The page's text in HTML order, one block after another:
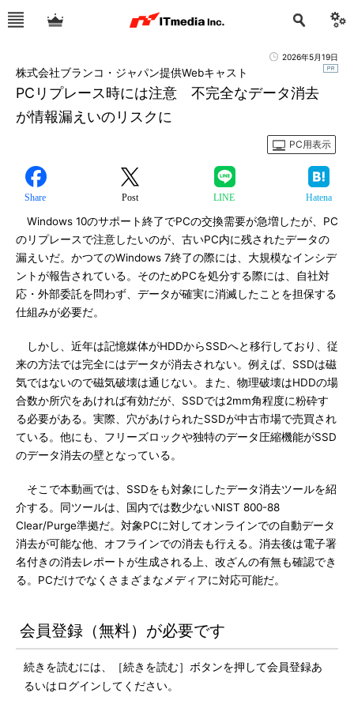
2026年5月19日
PCリプレース時には注意 不完全なデータ消去
が情報漏えいのリスクに
株式会社ブランコ・ジャパン提供Webキャスト
PC用表示
Share Post LINE Hatena
Windows 10のサポート終了でPCの交換需要が急増したが、PC
のリプレースで注意したいのが、古いPC内に残されたデータの
漏えいだ。かつてのWindows 7終了の際には、大規模なインシデ
ントが報告されている。そのためPCを処分する際には、自社対
応・外部委託を問わず、データが確実に消滅したことを担保する
仕組みが必要だ。
しかし、近年は記憶媒体がHDDからSSDへと移行しており、従
来の方法では完全にはデータが消去されない。例えば、SSDは磁
気ではないので磁気破壊は通じない。また、物理破壊はHDDの場
合数か所穴をあければ有効だが、SSDでは2mm角程度に粉砕す
る必要がある。実際、穴があけられたSSDが中古市場で売買され
ている。他にも、フリーズロックや独特のデータ圧縮機能がSSD
のデータ消去の壁となっている。
そこで本動画では、SSDをも対象にしたデータ消去ツールを紹
介する。同ツールは、国内では数少ないNIST 800-88
Clear/Purge準拠だ。対象PCに対してオンラインでの自動データ
消去が可能な他、オフラインでの消去も行える。消去後は電子署
名付きの消去レポートが生成される上、改ざんの有無も確認でき
る。PCだけでなくさまざまなメディアに対応可能だ。
会員登録（無料）が必要です
続きを読むには、［続きを読む］ボタンを押して会員登録あ
るいはログインしてください。